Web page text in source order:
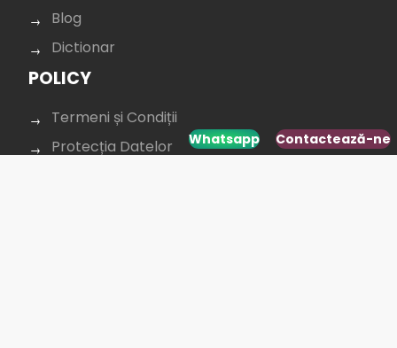
Whatsapp Contactează-ne
Blog
Dictionar
POLICY
Termeni și Condiții
Protecția Datelor